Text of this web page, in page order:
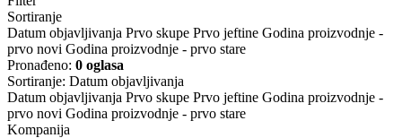
Sortiranje
Datum objavljivanja Prvo skupe Prvo jeftine Godina proizvodnje -
prvo novi Godina proizvodnje - prvo stare
Pronađeno: 0 oglasa
Sortiranje: Datum objavljivanja
Datum objavljivanja Prvo skupe Prvo jeftine Godina proizvodnje -
prvo novi Godina proizvodnje - prvo stare
Kompanija